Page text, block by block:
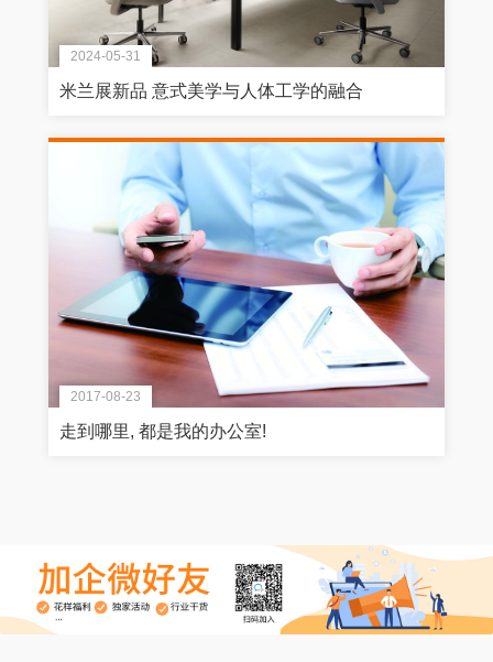
2024-05-31
米兰展新品 意式美学与人体工学的融合
2017-08-23
走到哪里, 都是我的办公室!